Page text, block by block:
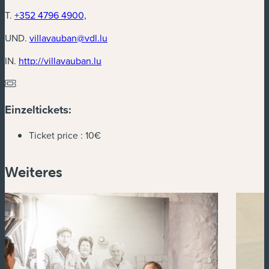
T. +352 4796 4900,
UND. villavauban@vdl.lu
IN. http://villavauban.lu
Einzeltickets:
Ticket price : 10€
Weiteres